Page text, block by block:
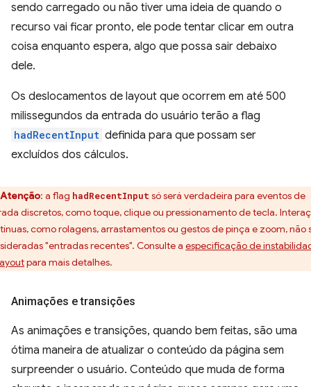
sendo carregado ou não tiver uma ideia de quando o
recurso vai ficar pronto, ele pode tentar clicar em outra
coisa enquanto espera, algo que possa sair debaixo
dele.
Os deslocamentos de layout que ocorrem em até 500
milissegundos da entrada do usuário terão a flag
hadRecentInput definida para que possam ser
excluídos dos cálculos.
Atenção: a flag hadRecentInputsó será verdadeira para eventos de
discretos, como toque, clique ou pressionamento de tecla.
como rolagens, arrastamentos ou gestos de pinça e zoom, não
"entradas recentes". Consulte a especificação de
para mais detalhes.
Animações e transições
As animações e transições, quando bem feitas, são uma
ótima maneira de atualizar o conteúdo da página sem
surpreender o usuário. Conteúdo que muda de forma